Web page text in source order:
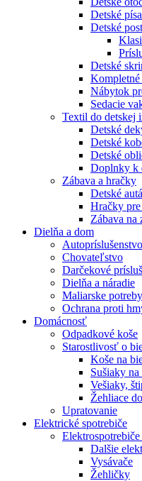
Detské
Detské
Detské
Nábytok
Sedacie
Textil do detskej
Detské
Detské
Detské
Doplnky k
Zábava a hračky
Detské
Hračky pre
Zábava na
Dielňa a dom
Autopríslušenstvo
Chovateľstvo
Darčekové
Dielňa a náradie
Maliarske potreby
Ochrana proti
Domácnosť
Odpadkové koše
Starostlivosť o
Koše na
Sušiaky
Vešiaky,
Žehliace
Upratovanie
Elektrické spotrebiče
Dalšie
Vysávače
Žehličky